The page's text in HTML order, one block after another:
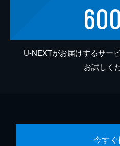
600
U-NEXTがお届けするサー
お試しく
今す